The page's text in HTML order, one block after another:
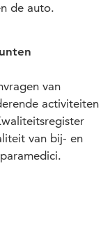
de auto.
van
activiteiten
van bij- en